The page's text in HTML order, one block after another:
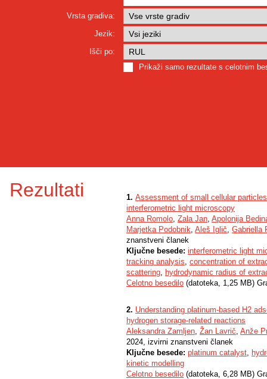
Vrsta gradiva:
Jezik:
Išči po:
Prikaži samo rezultate s celotnim
Rezultati 1. Assessment of small cellular
interferometric light microscopy
Anna Romolo, Zala Jan, Apolonija
Marjetka Podobnik, Aleš Iglič, Gabriella
znanstveni članek
Ključne besede: interferometric light
tracking analysis, concentration of
scattering, hydrodynamic radius of
Celotno besedilo (datoteka, 1,25 MB)
2. Understanding platinum-based H2
hydrogen storage-related reactions
Aleksandra Zamljen, Žan Lavrič, Anže
2024, izvirni znanstveni članek
Ključne besede: platinum catalyst,
kinetic modelling
Celotno besedilo (datoteka, 6,28 MB)